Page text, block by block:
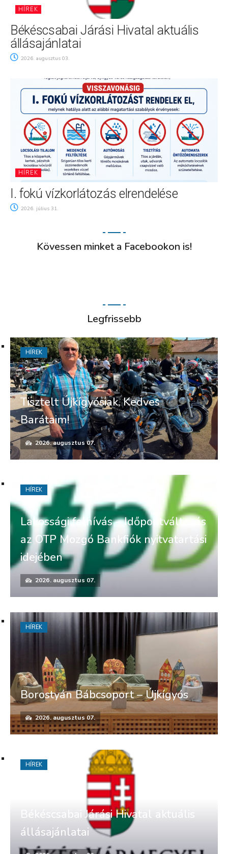
HÍREK
Békéscsabai Járási Hivatal aktuális
állásajánlatai
2026. augusztus 03.
HÍREK
I. fokú vízkorlátozás elrendelése
2026. július 31.
Kövessen minket a Facebookon is!
Legfrissebb
Tisztelt Újkígyósiak, Kedves
Barátaim!
2026. augusztus 07.
HÍREK
Lakossági felhívás – Időpontváltozás
az OTP Mozgó Bankfiók nyitvatartási
idejében
2026. augusztus 07.
HÍREK
Borostyán Bábcsoport – Újkígyós
2026. augusztus 07.
HÍREK
Békéscsabai Járási Hivatal aktuális
állásajánlatai
HÍREK